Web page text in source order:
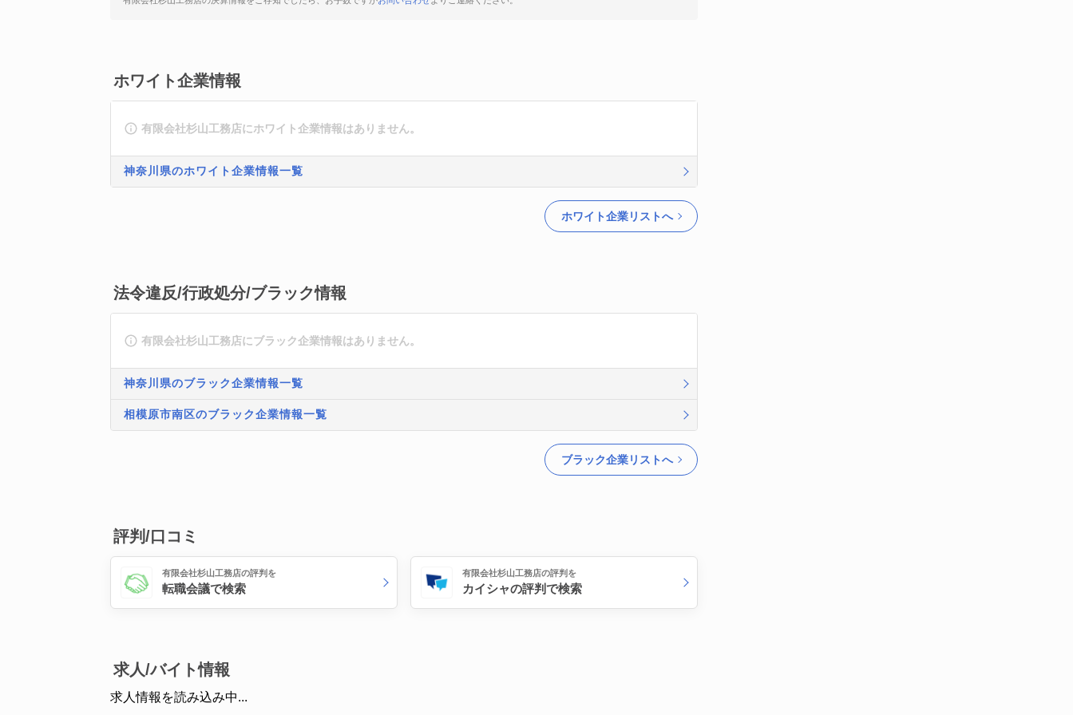
ホワイト企業情報
有限会社杉山工務店にホワイト企業情報はありません。
神奈川県のホワイト企業情報一覧
ホワイト企業リストへ
法令違反/行政処分/ブラック情報
有限会社杉山工務店にブラック企業情報はありません。
神奈川県のブラック企業情報一覧
相模原市南区のブラック企業情報一覧
ブラック企業リストへ
評判/口コミ
有限会社杉山工務店の評判を
転職会議で検索
有限会社杉山工務店の評判を
カイシャの評判で検索
求人/バイト情報
求人情報を読み込み中...